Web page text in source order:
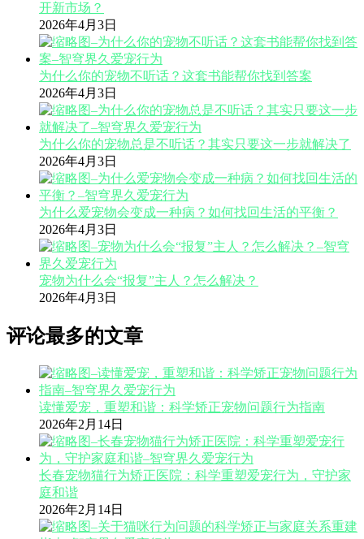
开新市场？
2026年4月3日
为什么你的宠物不听话？这套书能帮你找到答案
2026年4月3日
为什么你的宠物总是不听话？其实只要这一步就解决了
2026年4月3日
为什么爱宠物会变成一种病？如何找回生活的平衡？
2026年4月3日
宠物为什么会“报复”主人？怎么解决？
2026年4月3日
评论最多的文章
读懂爱宠，重塑和谐：科学矫正宠物问题行为指南
2026年2月14日
长春宠物猫行为矫正医院：科学重塑爱宠行为，守护家
庭和谐
2026年2月14日